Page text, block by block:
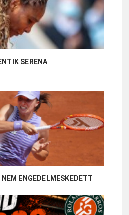
SERENA
ENGEDELMESKEDETT